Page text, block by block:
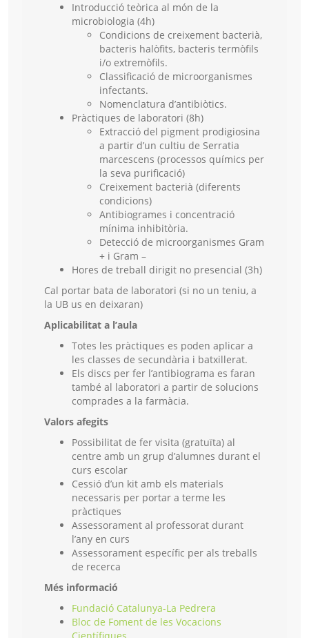
Introducció teòrica al món de la
microbiologia (4h)
Condicions de creixement bacterià,
bacteris halòfits, bacteris termòfils
i/o extremòfils.
Classificació de microorganismes
infectants.
Nomenclatura d’antibiòtics.
Pràctiques de laboratori (8h)
Extracció del pigment prodigiosina
a partir d’un cultiu de Serratia
marcescens (processos químics per
la seva purificació)
Creixement bacterià (diferents
condicions)
Antibiogrames i concentració
mínima inhibitòria.
Detecció de microorganismes Gram
+ i Gram –
Hores de treball dirigit no presencial (3h)
Cal portar bata de laboratori (si no un teniu, a
la UB us en deixaran)
Aplicabilitat a l’aula
Totes les pràctiques es poden aplicar a
les classes de secundària i batxillerat.
Els discs per fer l’antibiograma es faran
també al laboratori a partir de solucions
comprades a la farmàcia.
Valors afegits
Possibilitat de fer visita (gratuïta) al
centre amb un grup d’alumnes durant el
curs escolar
Cessió d’un kit amb els materials
necessaris per portar a terme les
pràctiques
Assessorament al professorat durant
l’any en curs
Assessorament específic per als treballs
de recerca
Més informació
Fundació Catalunya-La Pedrera
Bloc de Foment de les Vocacions